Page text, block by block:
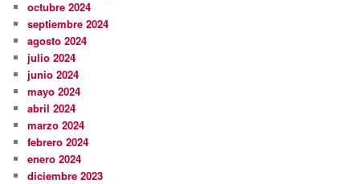
octubre 2024
septiembre 2024
agosto 2024
julio 2024
junio 2024
mayo 2024
abril 2024
marzo 2024
febrero 2024
enero 2024
diciembre 2023